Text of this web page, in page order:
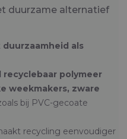
duurzame alternatief
duurzaamheid als
recyclebaar polymeer
weekmakers, zware
bij PVC-gecoate
recycling eenvoudiger